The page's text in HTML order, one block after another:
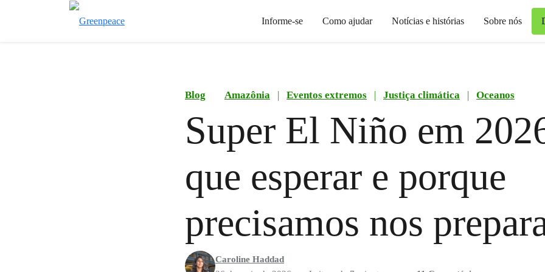
Informe-se Como ajudar Notícias e histórias Sobre nós
Blog Amazônia | Eventos extremos | Justiça climática | Oceanos
Super El Niño em
que esperar e porque
precisamos nos
Caroline Haddad